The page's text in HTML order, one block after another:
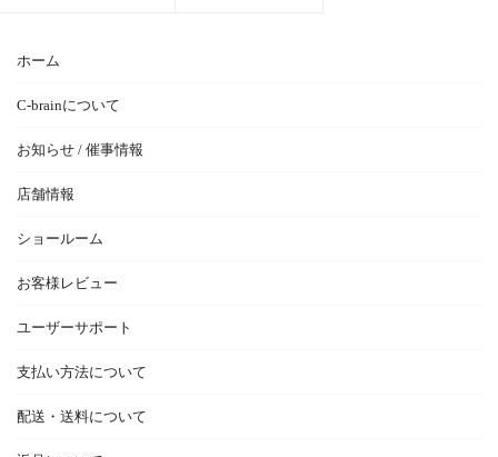
ホーム
C-brainについて
お知らせ / 催事情報
店舗情報
ショールーム
お客様レビュー
ユーザーサポート
支払い方法について
配送・送料について